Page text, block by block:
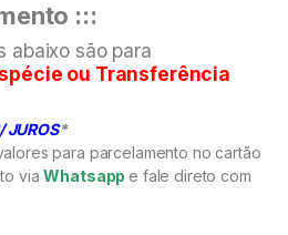
:::
abaixo são para
ou Transferência
JUROS*
para parcelamento no cartão
viaWhatsapp e fale direto com